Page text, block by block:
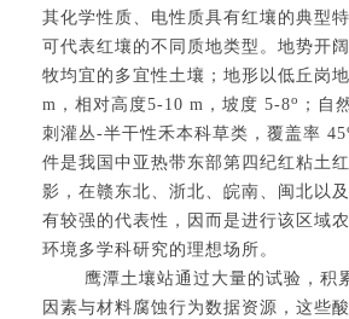
其化学性质、电性质具有红壤的典型
可代表红壤的不同质地类型。地势开
牧均宜的多宜性土壤；地形以低丘岗
m，相对高度5-10 m，坡度 5-8o
；自
刺灌丛-半干性禾本科草类，覆盖率
件是我国中亚热带东部第四纪红粘土
影，在赣东北、浙北、皖南、闽北以
有较强的代表性，因而是进行该区域
环境多学科研究的理想场所。
鹰潭土壤站通过大量的试验，积
因素与材料腐蚀行为数据资源，这些